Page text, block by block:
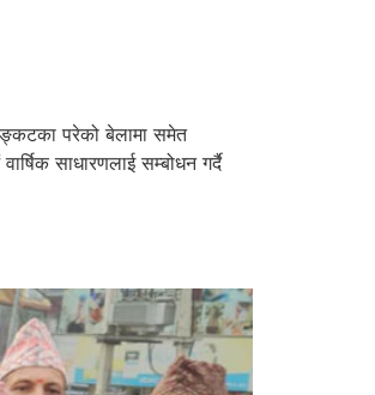
परेको बेलामा समेत
साधारणलाई सम्बोधन गर्दै